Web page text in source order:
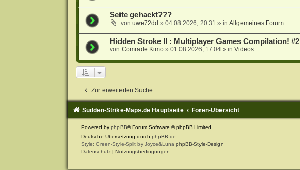
Seite gehackt???
von uwe72dd » 04.08.2026, 20:31 » in Allgemeines Forum
Hidden Stroke II : Multiplayer Games Compilation! #2
von Comrade Kimo» 01.08.2026, 17:04» in Videos
Zur erweiterten Suche
Sudden-Strike-Maps.de Hauptseite Foren-Übersicht
Powered by phpBB® Forum Software © phpBB Limited
Deutsche Übersetzung durch phpBB.de
Style: Green-Style-Split by Joyce&Luna phpBB-Style-Design
Datenschutz | Nutzungsbedingungen